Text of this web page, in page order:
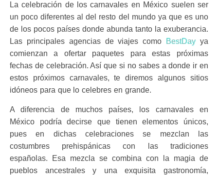
La celebración de los carnavales en México suelen ser
un poco diferentes al del resto del mundo ya que es uno
de los pocos países donde abunda tanto la exuberancia.
Las principales agencias de viajes como
BestDay ya
comienzan a ofertar paquetes para estas próximas
fechas de celebración. Así que si no sabes a donde ir en
estos próximos carnavales, te diremos algunos sitios
idóneos para que lo celebres en grande.
A diferencia de muchos países, los carnavales en
México podría decirse que tienen elementos únicos,
pues en dichas celebraciones se mezclan las
costumbres prehispánicas con las tradiciones
españolas. Esa mezcla se combina con la magia de
pueblos ancestrales y una exquisita gastronomía,